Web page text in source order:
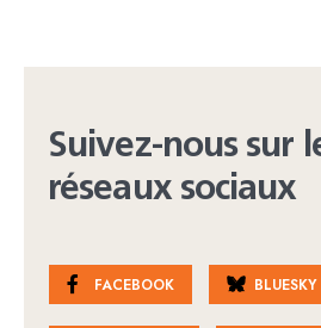
Suivez-nous sur
réseaux sociaux
FACEBOOK BLUESKY